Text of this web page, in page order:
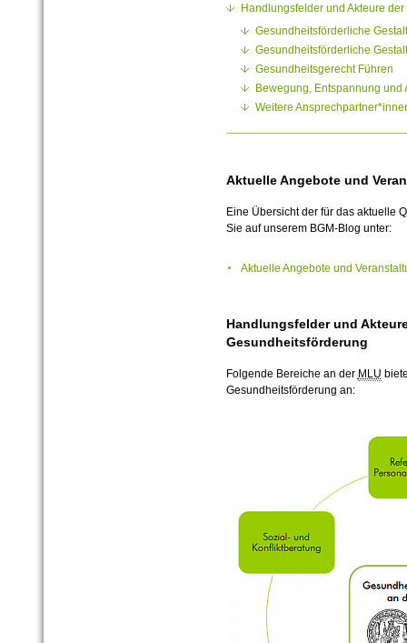
Handlungsfelder und Akteure
Gesundheitsförderliche
Gesundheitsförderliche
Gesundheitsgerecht Führen
Bewegung, Entspannung und
Weitere
Aktuelle Angebote und
Eine Übersicht der für das aktuelle
Sie auf unserem BGM-Blog unter:
Aktuelle Angebote und
Handlungsfelder und
Gesundheitsförderung
Folgende Bereiche an der MLU
Gesundheitsförderung an: